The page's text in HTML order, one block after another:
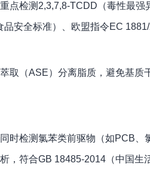
点检测2,3,7,8-TCDD（毒性最强
安全标准）、欧盟指令EC 1881/
取（ASE）分离脂质，避免基质
时检测氯苯类前驱物（如PCB、
，符合GB 18485-2014（中国生